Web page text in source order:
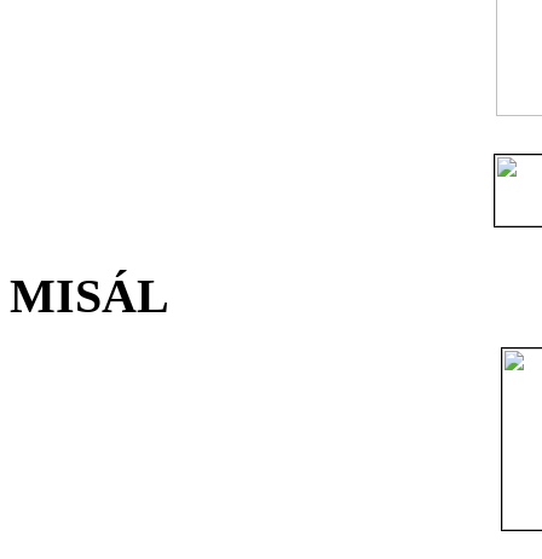
MISÁL